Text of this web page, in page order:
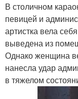
В столичном
певицей и
артистка вела
выведена из
Однако женщина
нанесла удар
в тяжелом